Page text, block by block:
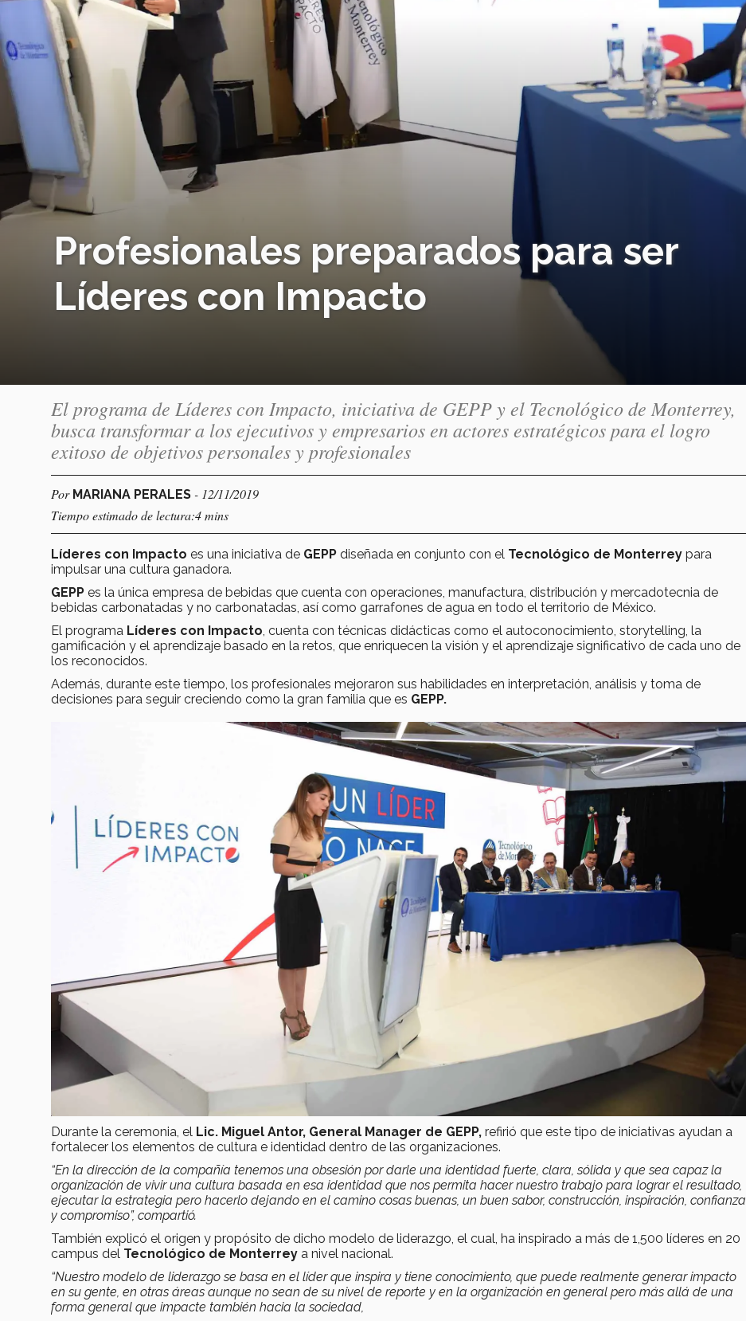
Profesionales preparados para ser
Líderes con Impacto
El programa de Líderes con Impacto, iniciativa de GEPP y el Tecnológico de Monterrey,
busca transformar a los ejecutivos y empresarios en actores estratégicos para el logro
exitoso de objetivos personales y profesionales
Por MARIANA PERALES - 12/11/2019
Tiempo estimado de lectura:4 mins
Líderes con Impacto es una iniciativa de GEPP diseñada en conjunto con el Tecnológico de Monterrey para
impulsar una cultura ganadora.
GEPP es la única empresa de bebidas que cuenta con operaciones, manufactura, distribución y mercadotecnia de
bebidas carbonatadas y no carbonatadas, así como garrafones de agua en todo el territorio de México.
El programa Líderes con Impacto , cuenta con técnicas didácticas como el autoconocimiento, storytelling, la
gamificación y el aprendizaje basado en la retos, que enriquecen la visión y el aprendizaje significativo de cada uno de
los reconocidos.
Además, durante este tiempo, los profesionales mejoraron sus habilidades en interpretación, análisis y toma de
decisiones para seguir creciendo como la gran familia que es GEPP.
Durante la ceremonia, el Lic. Miguel Antor, General Manager de GEPP, refirió que este tipo de iniciativas ayudan a
fortalecer los elementos de cultura e identidad dentro de las organizaciones.
“En la dirección de la compañía tenemos una obsesión por darle una identidad fuerte, clara, sólida y que sea capaz la
organización de vivir una cultura basada en esa identidad que nos permita hacer nuestro trabajo para lograr el resultado,
ejecutar la estrategia pero hacerlo dejando en el camino cosas buenas, un buen sabor, construcción, inspiración, confianza
y compromiso”, compartió.
También explicó el origen y propósito de dicho modelo de liderazgo, el cual, ha inspirado a más de 1,500 líderes en 20
campus del Tecnológico de Monterrey a nivel nacional.
“Nuestro modelo de liderazgo se basa en el líder que inspira y tiene conocimiento, que puede realmente generar impacto
en su gente, en otras áreas aunque no sean de su nivel de reporte y en la organización en general pero más allá de una
forma general que impacte también hacia la sociedad,